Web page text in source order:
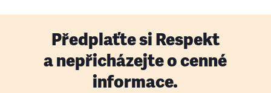
Předplaťte si Respekt
a nepřicházejte o cenné
informace.